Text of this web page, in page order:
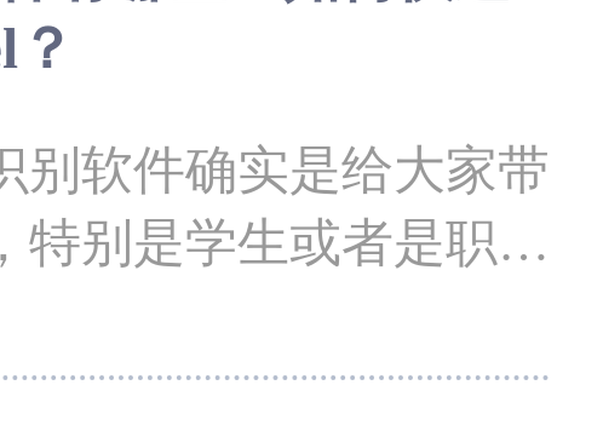
软件确实是给大家带
特别是学生或者是职场
，今天小编就给大家介